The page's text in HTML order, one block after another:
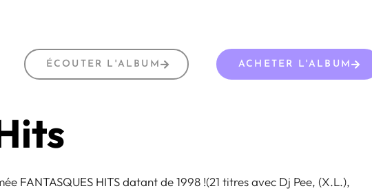
ÉCOUTER L'ALBUM ACHETER L'ALBUM
FANTASQUES HITS datant de 1998 !(21 titres avec Dj Pee, (X.L.),